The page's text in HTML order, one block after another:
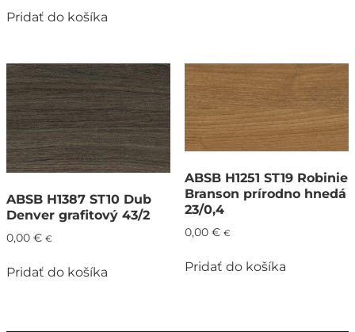
Pridať do košíka
ABSB H1387 ST10 Dub
Denver grafitový 43/2
0,00 € €
Pridať do košíka
ABSB H1251 ST19 Robinie
Branson prírodno hnedá
23/0,4
0,00 € €
Pridať do košíka